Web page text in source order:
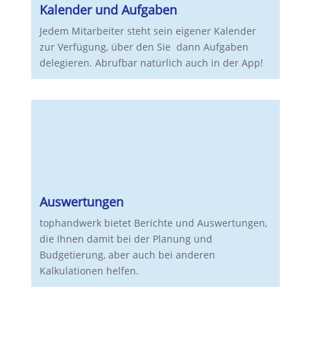
Kalender und Aufgaben
Jedem Mitarbeiter steht sein eigener Kalender
zur Verfügung, über den Sie dann Aufgaben
delegieren. Abrufbar natürlich auch in der App!
Auswertungen
tophandwerk bietet Berichte und Auswertungen,
die Ihnen damit bei der Planung und
Budgetierung, aber auch bei anderen
Kalkulationen helfen.